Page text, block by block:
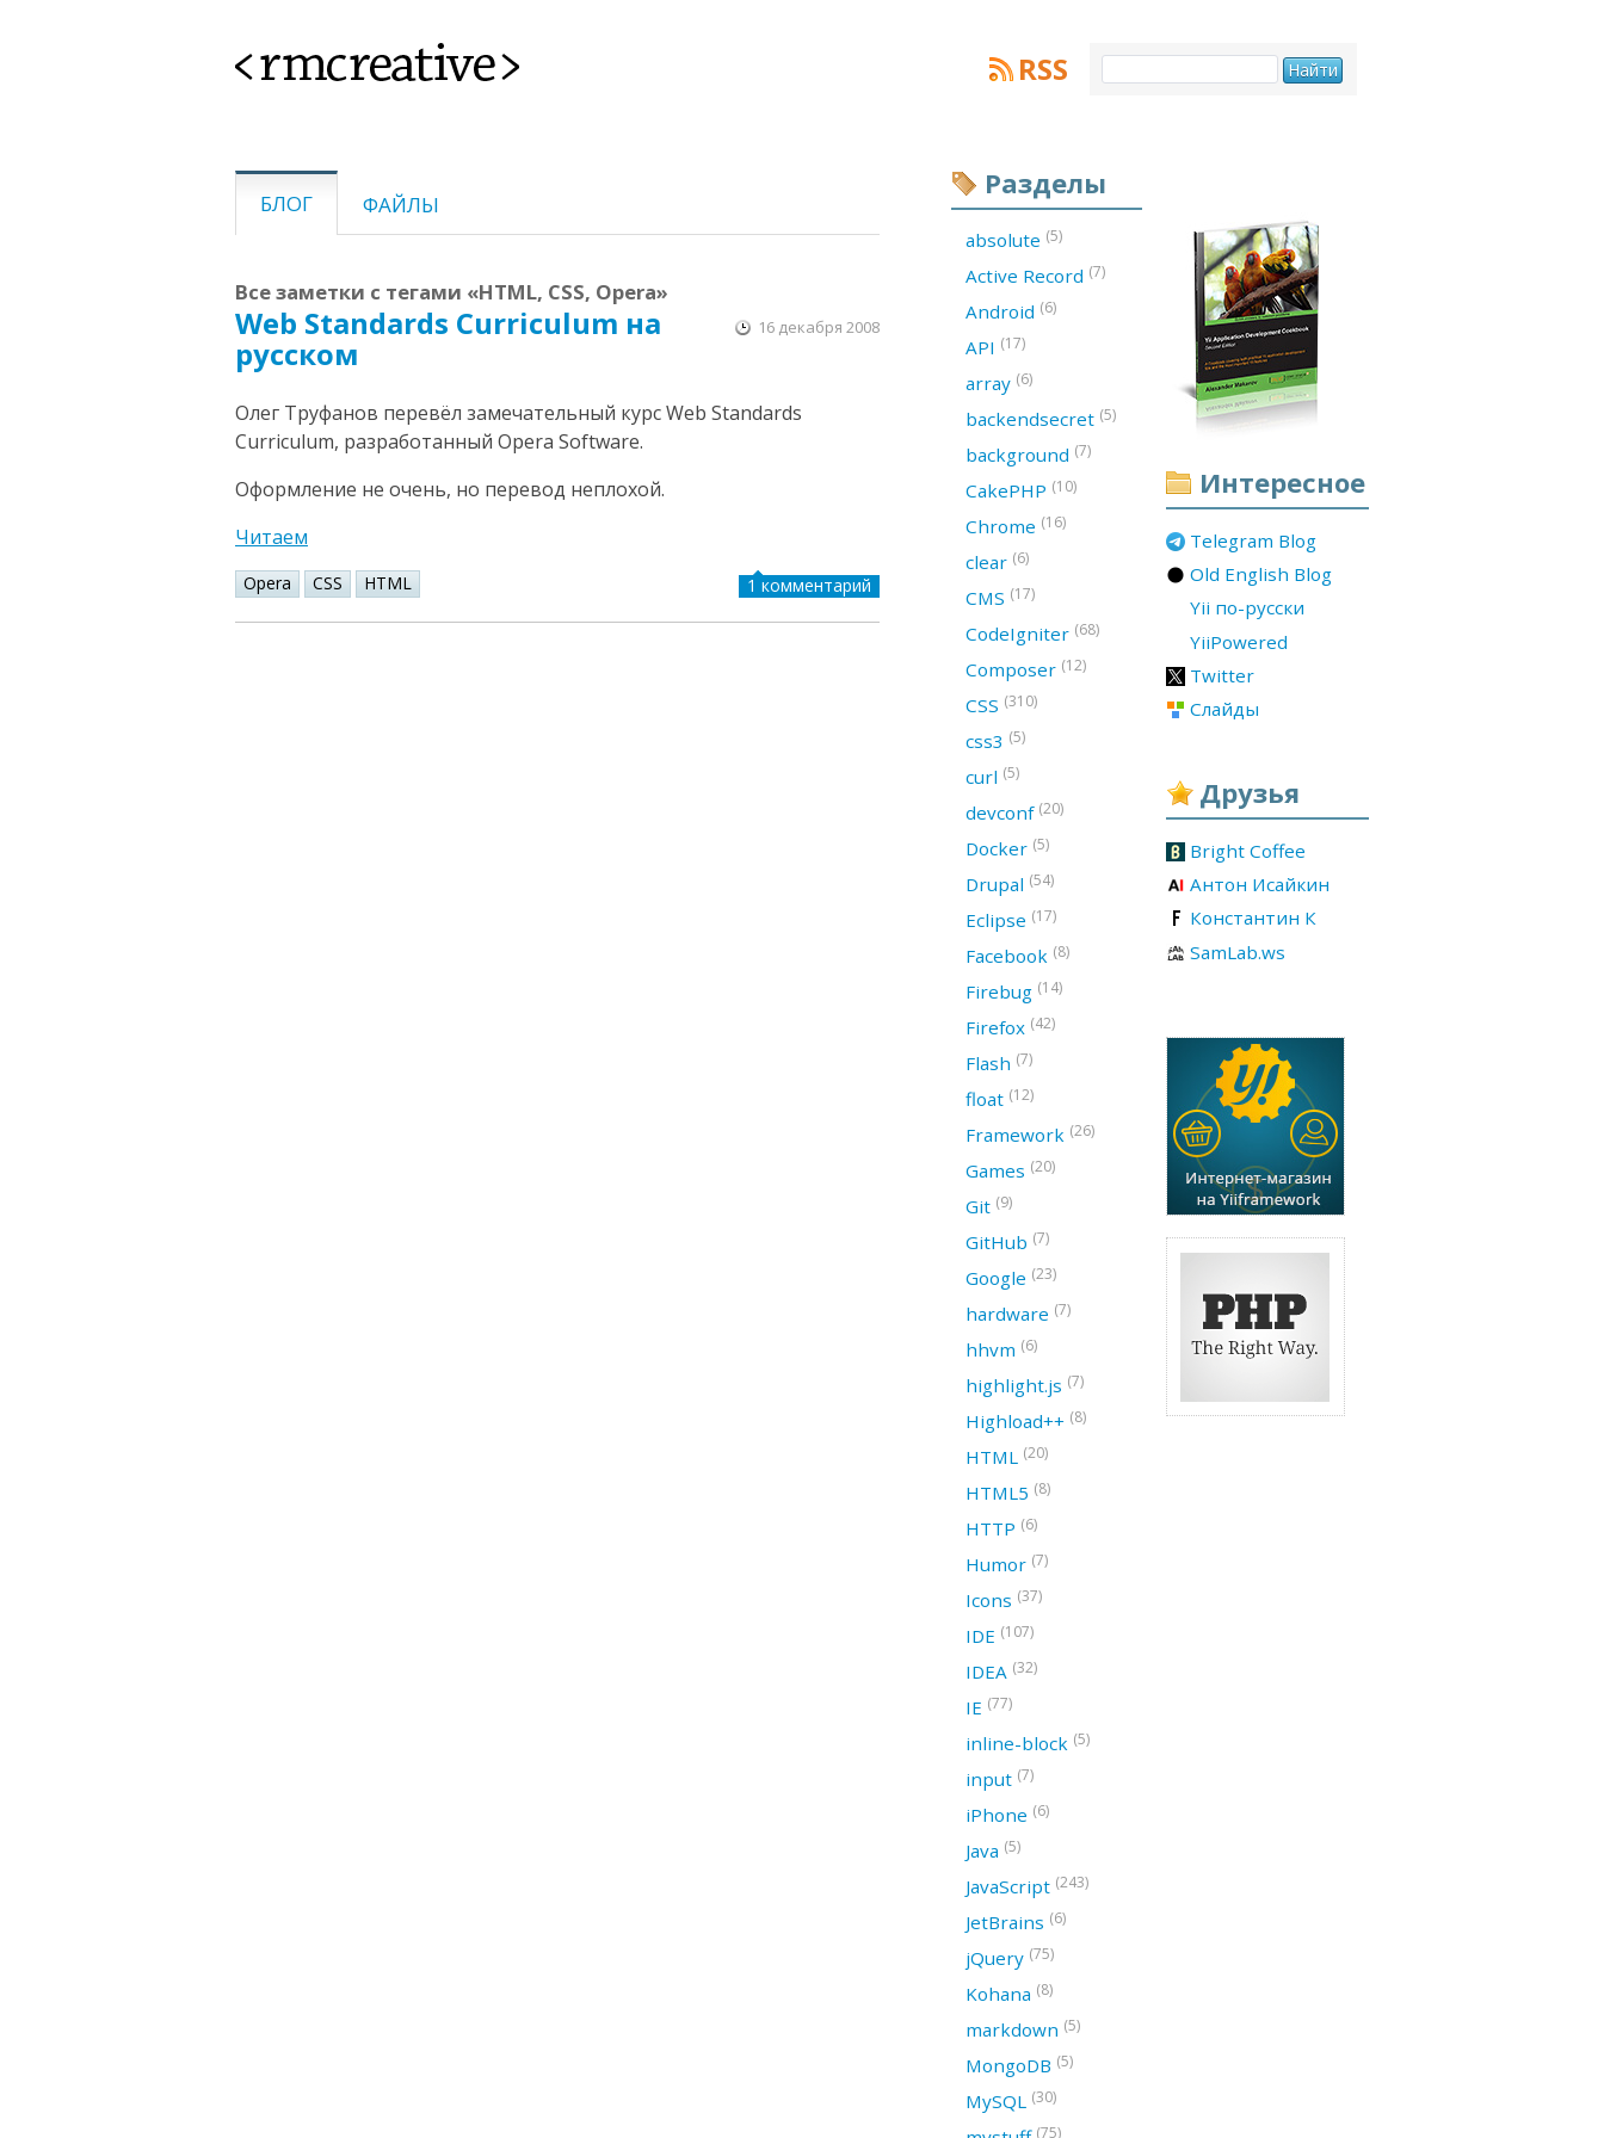
<rmcreative> RSS
БЛОГ ФАЙЛЫ
Все заметки с тегами «HTML, CSS, Opera»
Web Standards Curriculum на
русском
16 декабря 2008
Олег Труфанов перевёл замечательный курс Web Standards
Curriculum, разработанный Opera Software.
Оформление не очень, но перевод неплохой.
Читаем
Opera CSS HTML 1 комментарий
Интересное
Telegram Blog
Old English Blog
Yii по-русски
YiiPowered
Twitter
Слайды
Друзья
Bright Coffee
Антон Исайкин
Константин К
SamLab.ws
Разделы
absolute (5)
Active Record (7)
Android (6)
API (17)
array (6)
backendsecret (5)
background (7)
CakePHP (10)
Chrome (16)
clear (6)
CMS (17)
CodeIgniter (68)
Composer (12)
CSS (310)
css3 (5)
curl (5)
devconf (20)
Docker (5)
Drupal (54)
Eclipse (17)
Facebook (8)
Firebug (14)
Firefox (42)
Flash (7)
float (12)
Framework (26)
Games (20)
Git (9)
GitHub (7)
Google (23)
hardware (7)
hhvm (6)
highlight.js (7)
Highload++ (8)
HTML (20)
HTML5 (8)
HTTP (6)
Humor (7)
Icons (37)
IDE (107)
IDEA (32)
IE (77)
inline-block (5)
input (7)
iPhone (6)
Java (5)
JavaScript (243)
JetBrains (6)
jQuery (75)
Kohana (8)
markdown (5)
MongoDB (5)
MySQL (30)
(75)